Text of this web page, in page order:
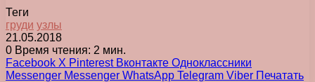
Теги
груди узлы
21.05.2018
0 Время чтения: 2 мин.
Facebook X Pinterest Вконтакте Одноклассники
Messenger Messenger WhatsApp Telegram Viber Печатать